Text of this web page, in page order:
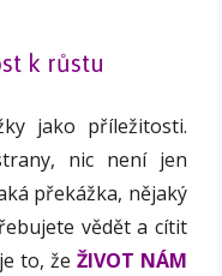
k růstu
jako příležitosti.
nic není jen
překážka, nějaký
vědět a cítit
to, že ŽIVOT NÁM